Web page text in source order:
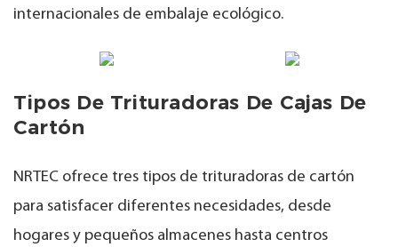
internacionales de embalaje ecológico.
Tipos De Trituradoras De Cajas De
Cartón
NRTEC ofrece tres tipos de trituradoras de cartón
para satisfacer diferentes necesidades, desde
hogares y pequeños almacenes hasta centros